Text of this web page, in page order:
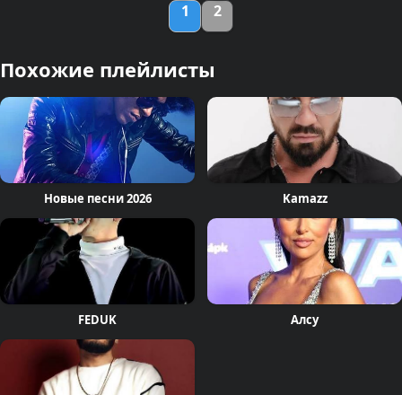
1 2
Похожие плейлисты
Новые песни 2026 Kamazz
FEDUK Алсу